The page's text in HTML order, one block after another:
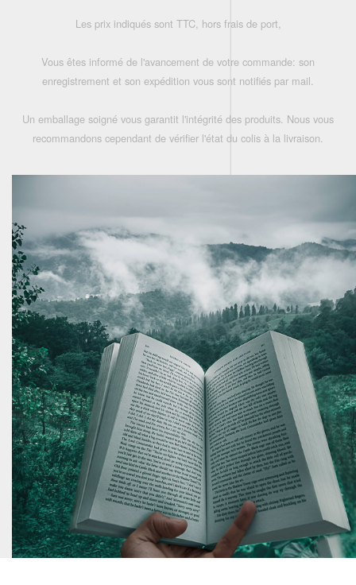
Les prix indiqués sont TTC, hors frais de port,
Vous êtes informé de l'avancement de votre commande: son
enregistrement et son expédition vous sont notifiés par mail.
Un emballage soigné vous garantit l'intégrité des produits. Nous vous
recommandons cependant de vérifier l'état du colis à la livraison.